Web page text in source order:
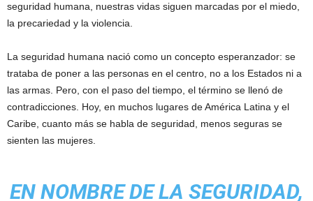
seguridad humana, nuestras vidas siguen marcadas por el miedo,
la precariedad y la violencia.
La seguridad humana nació como un concepto esperanzador: se
trataba de poner a las personas en el centro, no a los Estados ni a
las armas. Pero, con el paso del tiempo, el término se llenó de
contradicciones. Hoy, en muchos lugares de América Latina y el
Caribe, cuanto más se habla de seguridad, menos seguras se
sienten las mujeres.
EN NOMBRE DE LA SEGURIDAD,